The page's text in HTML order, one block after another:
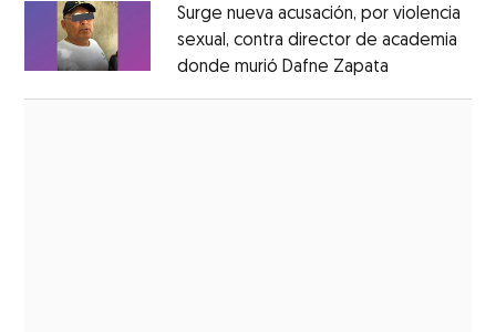
Surge nueva acusación, por violencia
sexual, contra director de academia
donde murió Dafne Zapata